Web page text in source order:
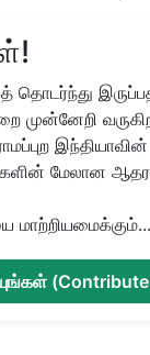
தொடர்ந்து
மேலான